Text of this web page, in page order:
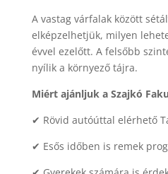
A vastag várfalak között
elképzelhetjük, milyen
évvel ezelőtt. A felsőbb
nyílik a környező tájra.
Miért ajánljuk a Szajkó
✔ Rövid autóúttal elérhető
✔ Esős időben is remek